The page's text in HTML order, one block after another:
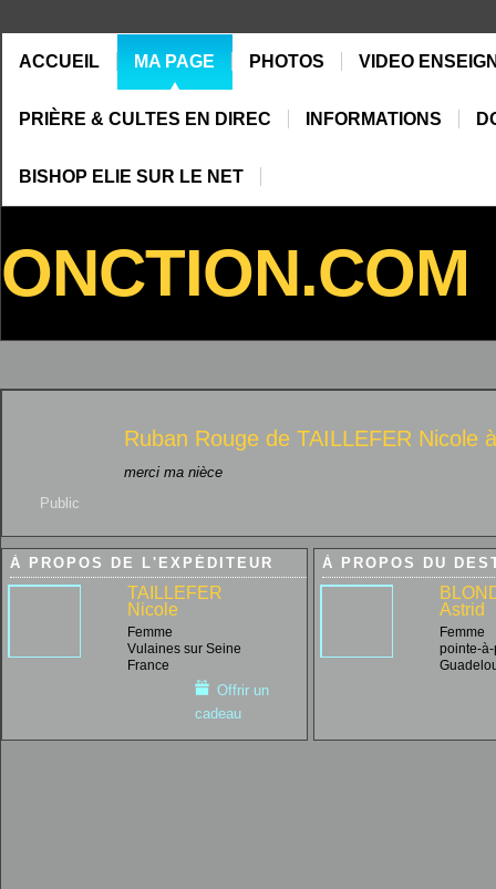
ACCUEIL MA PAGE PHOTOS VIDEO
PRIÈRE & CULTES EN DIREC INFORMATIONS
BISHOP ELIE SUR LE NET
ONCTION.COM
Public
Ruban Rouge de TAILLEFER Nicole
merci ma nièce
À PROPOS DE L'EXPÉDITEUR
TAILLEFER
Nicole
Femme
Vulaines sur Seine
France
Offrir un
cadeau
À PROPOS DU
Astrid
Femme
pointe-